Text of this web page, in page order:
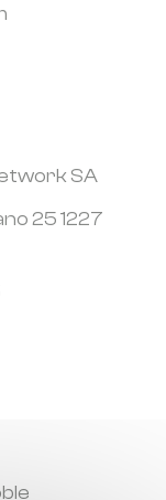
SA
25 1227